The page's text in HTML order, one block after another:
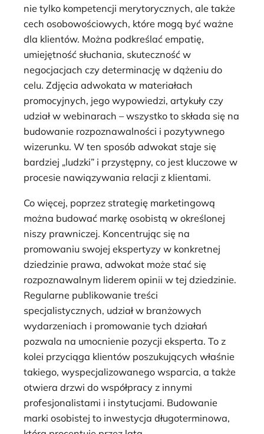
nie tylko kompetencji merytorycznych, ale także
cech osobowościowych, które mogą być ważne
dla klientów. Można podkreślać empatię,
umiejętność słuchania, skuteczność w
negocjacjach czy determinację w dążeniu do
celu. Zdjęcia adwokata w materiałach
promocyjnych, jego wypowiedzi, artykuły czy
udział w webinarach – wszystko to składa się na
budowanie rozpoznawalności i pozytywnego
wizerunku. W ten sposób adwokat staje się
bardziej „ludzki” i przystępny, co jest kluczowe w
procesie nawiązywania relacji z klientami.
Co więcej, poprzez strategię marketingową
można budować markę osobistą w określonej
niszy prawniczej. Koncentrując się na
promowaniu swojej ekspertyzy w konkretnej
dziedzinie prawa, adwokat może stać się
rozpoznawalnym liderem opinii w tej dziedzinie.
Regularne publikowanie treści
specjalistycznych, udział w branżowych
wydarzeniach i promowanie tych działań
pozwala na umocnienie pozycji eksperta. To z
kolei przyciąga klientów poszukujących właśnie
takiego, wyspecjalizowanego wsparcia, a także
otwiera drzwi do współpracy z innymi
profesjonalistami i instytucjami. Budowanie
marki osobistej to inwestycja długoterminowa,